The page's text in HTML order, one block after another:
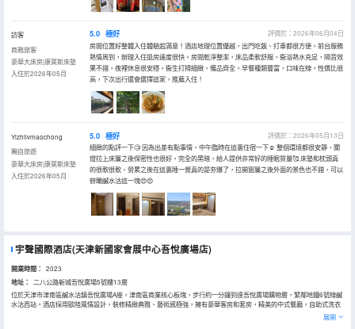
訪客
商務旅客
豪華大床房|康萊斯床墊
入住於2026年05月
5.0 極好
評價於：2026年06月04日
房間位置好整體入住體驗超滿意！酒店地理位置優越，出門吃飯、打車都很方便。前台服務
熱情周到，辦理入住退房速度很快。房間乾淨整潔，床品柔軟舒服，衞浴熱水充足，隔音效
果不錯，夜裡休息很安穩。衞生打掃細緻，備品齊全。早餐種類豐富，口味在線。性價比很
高，下次出行還會選擇這家，推薦入住！
Yizhilvmaochong
獨自旅遊
豪華大床房|康萊斯床墊
入住於2026年05月
5.0 極好
評價於：2026年05月13日
細緻的點評一下🧐 因為出差有點事情，中午臨時在這裏住宿一下☺️ 整個環境都很安靜，關
燈拉上床簾之後保密性也很好，完全的黑暗，給人提供非常好的睡眠質量🥰 床墊和枕頭真
的很軟很軟，勞累之後在這裏睡一覺真的是夯爆了，拉開窗簾之後外面的景色也不錯，可以
俯瞰鹹水沽這一塊😍😍
宇聲國際酒店(天津新國家會展中心吾悅廣場店)
開業時間： 2023
地址：
二八公路新城吾悅廣場5號樓13層
位於天津市津南區鹹水沽鎮吾悅廣場A座，津南區商業核心板塊，步行約一分鐘到達吾悅廣場購物層，緊鄰地鐵6號線鹹
水沽西站。酒店採用歐陸風情設計，裝修精緻典雅、藝術感極強，擁有豪華客房和套房，精美的中式餐廳，自助式洗衣
房、免費停車場（請於駛入吾悅停車場後30分鐘內進入酒店停車場，以免產生費用），會議室配有全綵LED和投影儀
（可容納300人，在A座13層）單獨收費，智能機器人及房間內小度語音控制設備為您全天候提供優質服務。其豪華、
展開